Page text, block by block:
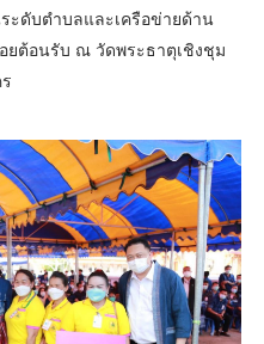
ะดับตำบลและเครือข่ายด้าน
ยต้อนรับ ณ วัดพระธาตุเชิงชุม